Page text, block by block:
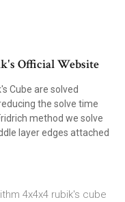
Official Website
Cube are solved
the solve time
method we solve
layer edges attached
4x4x4 rubik's cube